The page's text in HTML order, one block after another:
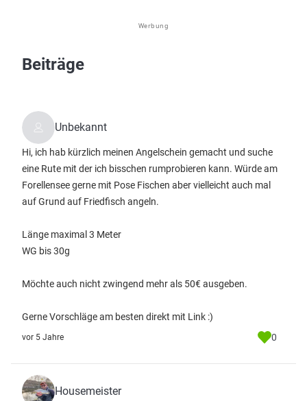
Werbung
Beiträge
Unbekannt
Hi, ich hab kürzlich meinen Angelschein gemacht und suche
eine Rute mit der ich bisschen rumprobieren kann. Würde am
Forellensee gerne mit Pose Fischen aber vielleicht auch mal
auf Grund auf Friedfisch angeln.
Länge maximal 3 Meter
WG bis 30g
Möchte auch nicht zwingend mehr als 50€ ausgeben.
Gerne Vorschläge am besten direkt mit Link :)
vor 5 Jahre 0
Housemeister